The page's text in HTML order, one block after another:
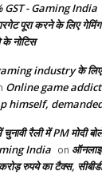
GST - Gaming India
पूरा करने के लिए
नोटिस
industry के लिए
Online game
himself,
चुनावी रैली में PM मोदी
India on
रुपये का टैक्स,